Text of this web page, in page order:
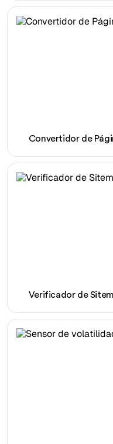
Convertidor de
Verificador de